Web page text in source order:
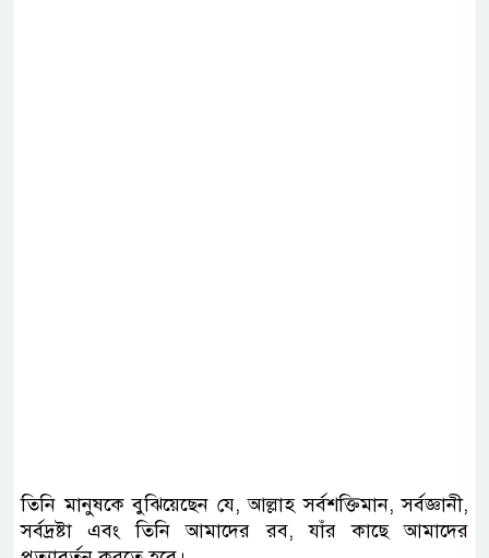
তিনি মানুষকে বুঝিয়েছেন যে, আল্লাহ সর্বশক্তিমান, সর্বজ্ঞানী,
সর্বদ্রষ্টা এবং তিনি আমাদের রব, যাঁর কাছে আমাদের